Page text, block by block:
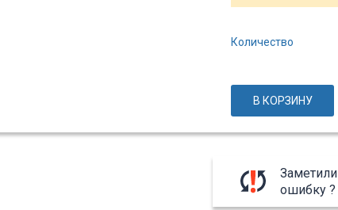
Количество
В КОРЗИНУ
Заметили
ошибку ?